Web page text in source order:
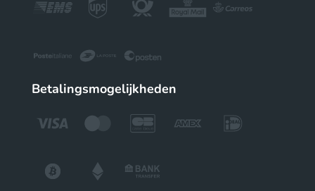
Betalingsmogelijkheden